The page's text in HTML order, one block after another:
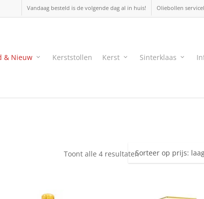
Vandaag besteld is de volgende dag al in huis! Oliebollen
& Nieuw Kerststollen Kerst Sinterklaas
Toont alle 4 resultatenGesorteerd
op